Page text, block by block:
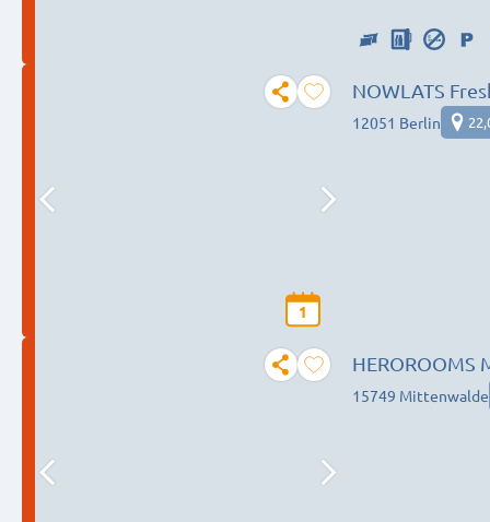
1
NOWLATS
12051 Berlin
15749 Mittenwalde